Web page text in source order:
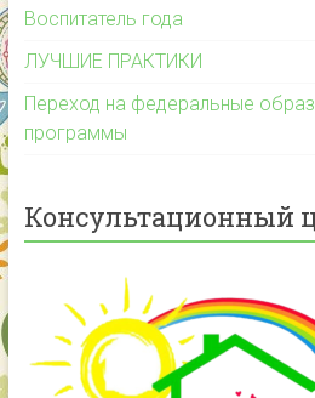
Воспитатель года
ЛУЧШИЕ ПРАКТИКИ
Переход на федеральные
программы
Консультационный